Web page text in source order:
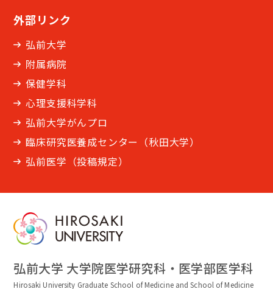
外部リンク
弘前大学
附属病院
保健学科
心理支援科学科
弘前大学がんプロ
臨床研究医養成センター（秋田大学）
弘前医学（投稿規定）
弘前大学 大学院医学研究科・医学部医学科
Hirosaki University Graduate School of Medicine and School of Medicine